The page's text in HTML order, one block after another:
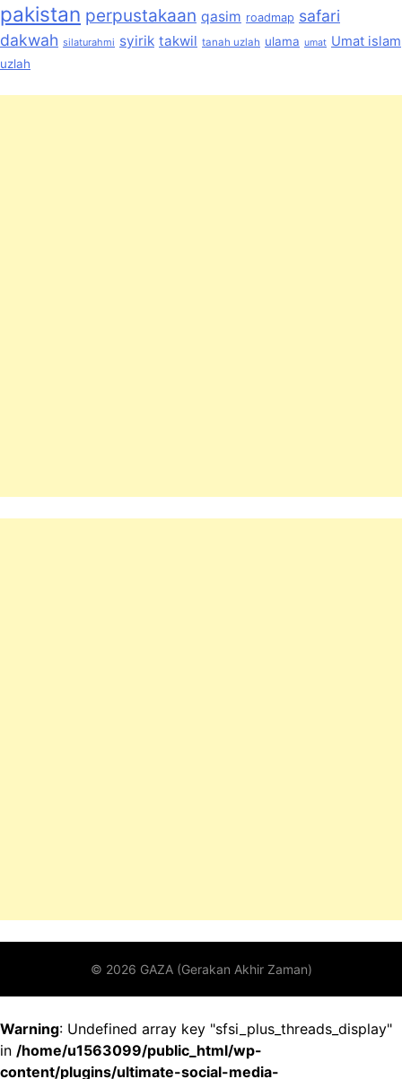
pakistan perpustakaan qasim roadmap safari
dakwah silaturahmi syirik takwil tanah uzlah ulama umat Umat islam
uzlah
Warning: Undefined array key "sfsi_plus_threads_display"
in /home/u1563099/public_html/wp-
content/plugins/ultimate-social-media-